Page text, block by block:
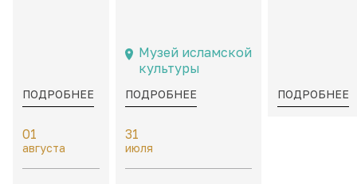
ПОДРОБНЕЕ
Казани и
татарской
культуре
Музей исламской
культуры
ПОДРОБНЕЕ ПОДРОБНЕЕ
01
августа
31
июля